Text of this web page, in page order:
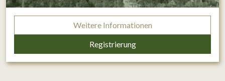
Weitere Informationen
Registrierung